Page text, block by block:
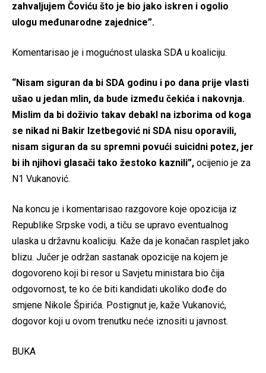
zahvaljujem Čoviću što je bio jako iskren i ogolio
ulogu međunarodne zajednice”.
Komentarisao je i mogućnost ulaska SDA u koaliciju.
“Nisam siguran da bi SDA godinu i po dana prije vlasti
ušao u jedan mlin, da bude između čekića i nakovnja.
Mislim da bi doživio takav debakl na izborima od koga
se nikad ni Bakir Izetbegović ni SDA nisu oporavili,
nisam siguran da su spremni povući suicidni potez, jer
bi ih njihovi glasači tako žestoko kaznili”, ocijenio je za
N1 Vukanović.
Na koncu je i komentarisao razgovore koje opozicija iz
Republike Srpske vodi, a tiču se upravo eventualnog
ulaska u državnu koaliciju. Kaže da je konačan rasplet jako
blizu. Jučer je održan sastanak opozicije na kojem je
dogovoreno koji bi resor u Savjetu ministara bio čija
odgovornost, te ko će biti kandidati ukoliko dođe do
smjene Nikole Špirića. Postignut je, kaže Vukanović,
dogovor koji u ovom trenutku neće iznositi u javnost.
BUKA